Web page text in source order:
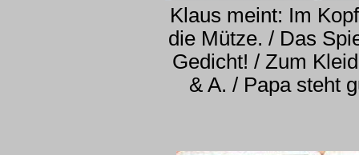
Klaus meint: Im
die Mütze. / Das
Gedicht! / Zum
& A. / Papa steht